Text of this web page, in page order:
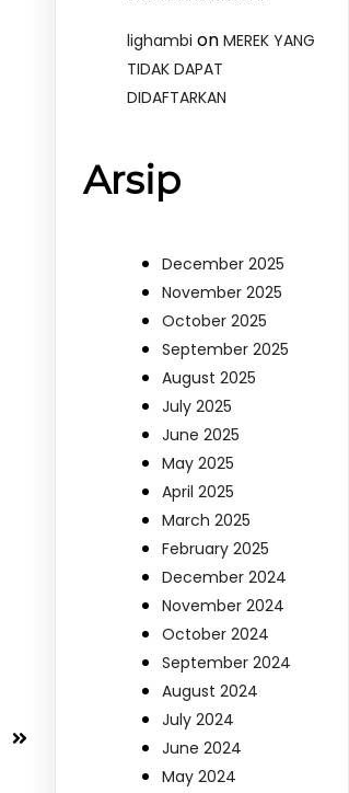
lighambi onMEREK YANG
TIDAK DAPAT
DIDAFTARKAN
Arsip
December 2025
November 2025
October 2025
September 2025
August 2025
July 2025
June 2025
May 2025
April 2025
March 2025
February 2025
December 2024
November 2024
October 2024
September 2024
August 2024
July 2024
June 2024
May 2024